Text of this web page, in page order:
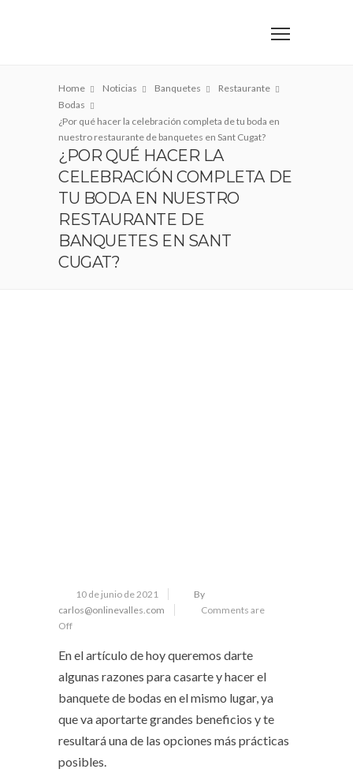
Home Noticias Banquetes
Restaurante
Bodas
¿Por qué hacer la celebración completa de tu boda en
nuestro restaurante de banquetes en Sant Cugat?
¿POR QUÉ HACER LA
CELEBRACIÓN COMPLETA DE
TU BODA EN NUESTRO
RESTAURANTE DE
BANQUETES EN SANT
CUGAT?
10 de junio de 2021
By
carlos@onlinevalles.com
Comments are
Off
En el artículo de hoy queremos darte
algunas razones para casarte y hacer el
banquete de bodas en el mismo lugar, ya
que va aportarte grandes beneficios y te
resultará una de las opciones más prácticas
posibles.